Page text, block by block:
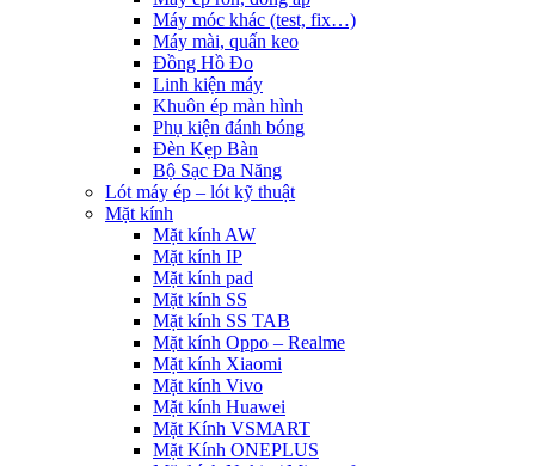
Máy móc khác (test, fix…)
Máy mài, quấn keo
Đồng Hồ Đo
Linh kiện máy
Khuôn ép màn hình
Phụ kiện đánh bóng
Đèn Kẹp Bàn
Bộ Sạc Đa Năng
Lót máy ép – lót kỹ thuật
Mặt kính
Mặt kính AW
Mặt kính IP
Mặt kính pad
Mặt kính SS
Mặt kính SS TAB
Mặt kính Oppo – Realme
Mặt kính Xiaomi
Mặt kính Vivo
Mặt kính Huawei
Mặt Kính VSMART
Mặt Kính ONEPLUS